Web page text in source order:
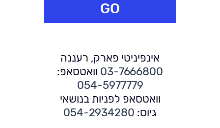
GO
אינפיניטי פארק, רעננה
03-7666800 וואטסאפ:
054-5977779
וואטסאפ לפניות בנושאי
גיוס: 054-2934280